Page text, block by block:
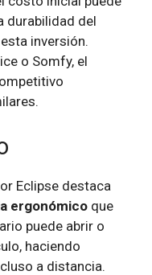
durabilidad del
inversión.
o Somfy, el
Eclipse destaca
ergonómico que
puede abrir o
haciendo
a distancia.